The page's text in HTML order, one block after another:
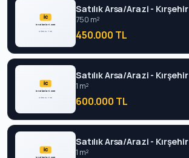
Satılık Arsa/Arazi - Kırşehir
750 m²
450.000 TL
Satılık Arsa/Arazi - Kırşehir
1 m²
600.000 TL
Satılık Arsa/Arazi - Kırşehir
1 m²